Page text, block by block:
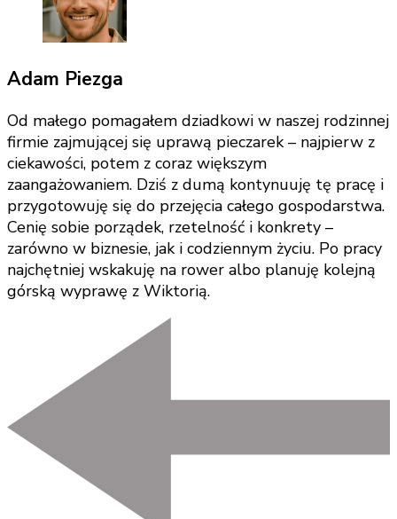
Adam Piezga
Od małego pomagałem dziadkowi w naszej rodzinnej
firmie zajmującej się uprawą pieczarek – najpierw z
ciekawości, potem z coraz większym
zaangażowaniem. Dziś z dumą kontynuuję tę pracę i
przygotowuję się do przejęcia całego gospodarstwa.
Cenię sobie porządek, rzetelność i konkrety –
zarówno w biznesie, jak i codziennym życiu. Po pracy
najchętniej wskakuję na rower albo planuję kolejną
górską wyprawę z Wiktorią.